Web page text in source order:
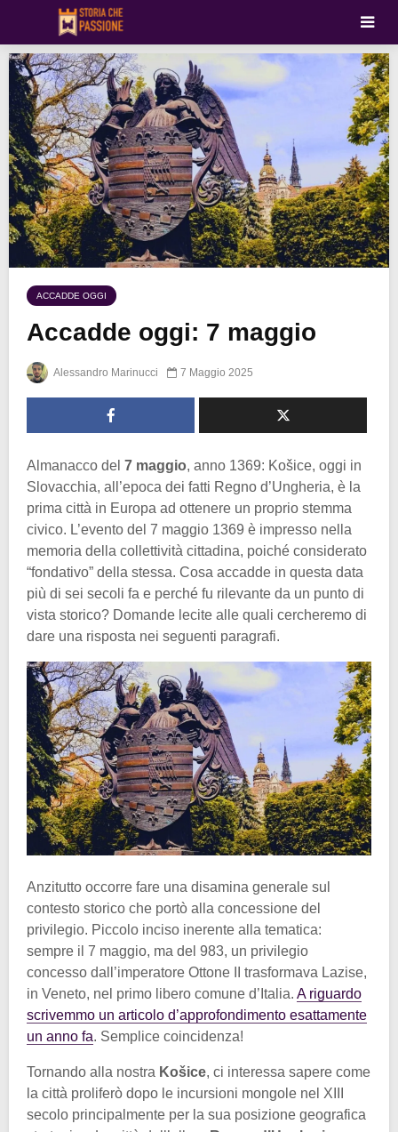
ACCADDE OGGI
Accadde oggi: 7 maggio
Alessandro Marinucci 7 Maggio 2025
Almanacco del 7 maggio, anno 1369: Košice, oggi in
Slovacchia, all’epoca dei fatti Regno d’Ungheria, è la
prima città in Europa ad ottenere un proprio stemma
civico. L’evento del 7 maggio 1369 è impresso nella
memoria della collettività cittadina, poiché considerato
“fondativo” della stessa. Cosa accadde in questa data
più di sei secoli fa e perché fu rilevante da un punto di
vista storico? Domande lecite alle quali cercheremo di
dare una risposta nei seguenti paragrafi.
Anzitutto occorre fare una disamina generale sul
contesto storico che portò alla concessione del
privilegio. Piccolo inciso inerente alla tematica:
sempre il 7 maggio, ma del 983, un privilegio
concesso dall’imperatore Ottone II trasformava Lazise,
in Veneto, nel primo libero comune d’Italia. A riguardo
scrivemmo un articolo d’approfondimento esattamente
un anno fa. Semplice coincidenza!
Tornando alla nostra Košice, ci interessa sapere come
la città proliferò dopo le incursioni mongole nel XIII
secolo principalmente per la sua posizione geografica